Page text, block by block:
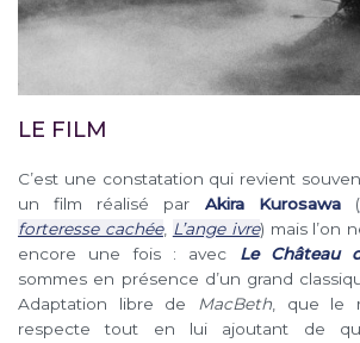
LE FILM
C’est une constatation qui revient
un film réalisé par Akira Kurosawa (
forteresse cachée, L’ange ivre) mais l’on
encore une fois : avec Le Château
sommes en présence d’un grand
Adaptation libre de MacBeth, que le
respecte tout en lui ajoutant de